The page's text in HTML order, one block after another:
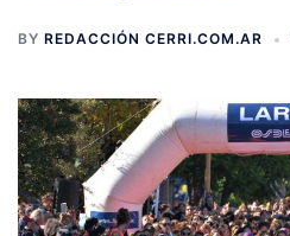
BY REDACCIÓN CERRI.COM.AR